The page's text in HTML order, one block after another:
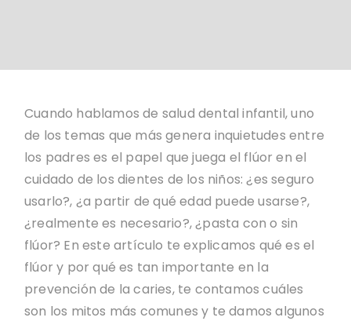
Cuando hablamos de salud dental infantil, uno
de los temas que más genera inquietudes entre
los padres es el papel que juega el flúor en el
cuidado de los dientes de los niños: ¿es seguro
usarlo?, ¿a partir de qué edad puede usarse?,
¿realmente es necesario?, ¿pasta con o sin
flúor? En este artículo te explicamos qué es el
flúor y por qué es tan importante en la
prevención de la caries, te contamos cuáles
son los mitos más comunes y te damos algunos